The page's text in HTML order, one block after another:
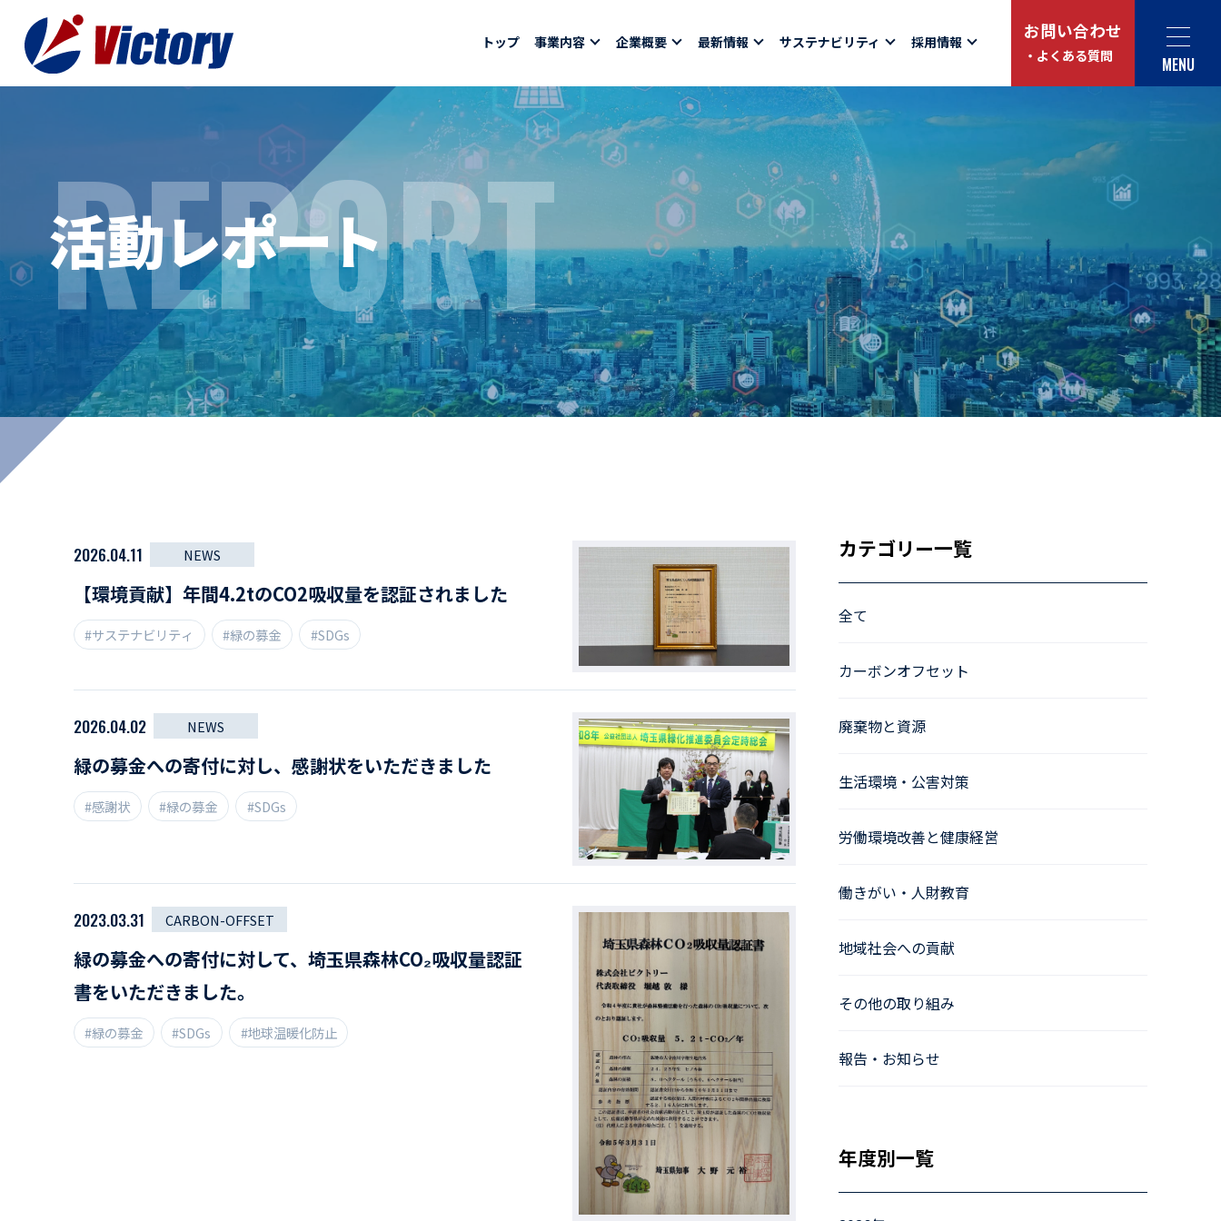
MENU
トップ 事業内容 企業概要 最新情報 サステナビリティ 採用情報
お問い合わせ
・よくある質問
事業紹介
総合解体 / 解体事業
産業廃棄物収集/ 運搬
企業概要
私たちについて
活動レポート
最新情報
お役立ちコラム
プライバシーポリシー
お問い合わせ
よくある質問
採用情報
社員紹介
社員インタビュー
育休取得者インタビュー
福利厚生
募集要項一覧
ドライバー職場体験
Social link
サイト内検索
活動レポート
REPORT
2026.04.11 NEWS
【環境貢献】年間4.2tのCO2吸収量を認証されました
#サステナビリティ #緑の募金 #SDGs
2026.04.02 NEWS
緑の募金への寄付に対し、感謝状をいただきました
#感謝状 #緑の募金 #SDGs
2023.03.31 CARBON-OFFSET
緑の募金への寄付に対して、埼玉県森林CO₂吸収量認証
書をいただきました。
#緑の募金 #SDGs #地球温暖化防止
カテゴリー一覧
全て
カーボンオフセット
廃棄物と資源
生活環境・公害対策
労働環境改善と健康経営
働きがい・人財教育
地域社会への貢献
その他の取り組み
報告・お知らせ
年度別一覧